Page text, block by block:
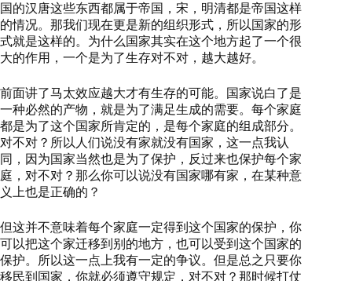
国的汉唐这些东西都属于帝国，宋，明清都是帝国这样
的情况。那我们现在更是新的组织形式，所以国家的形
式就是这样的。为什么国家其实在这个地方起了一个很
大的作用，一个是为了生存对不对，越大越好。
前面讲了马太效应越大才有生存的可能。国家说白了是
一种必然的产物，就是为了满足生成的需要。每个家庭
都是为了这个国家所肯定的，是每个家庭的组成部分。
对不对？所以人们说没有家就没有国家，这一点我认
同，因为国家当然也是为了保护，反过来也保护每个家
庭，对不对？那么你可以说没有国家哪有家，在某种意
义上也是正确的？
但这并不意味着每个家庭一定得到这个国家的保护，你
可以把这个家迁移到别的地方，也可以受到这个国家的
保护。所以这一点上我有一定的争议。但是总之只要你
移民到国家，你就必须遵守规定，对不对？那时候打仗